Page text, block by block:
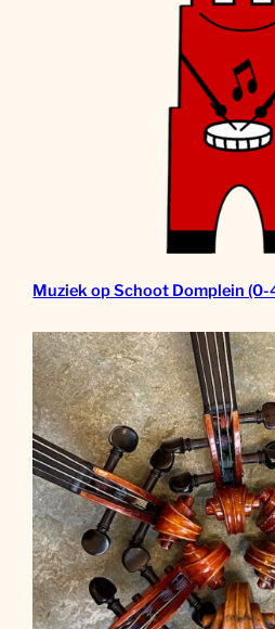
Muziek op Schoot Domplein (0-